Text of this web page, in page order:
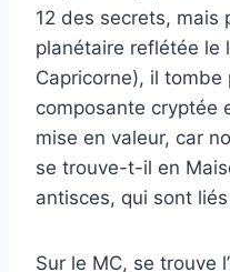
12 des secrets, mais
planétaire reflétée le
Capricorne), il tombe
composante cryptée
mise en valeur, car
se trouve-t-il en
antisces, qui sont
Sur le MC, se trouve